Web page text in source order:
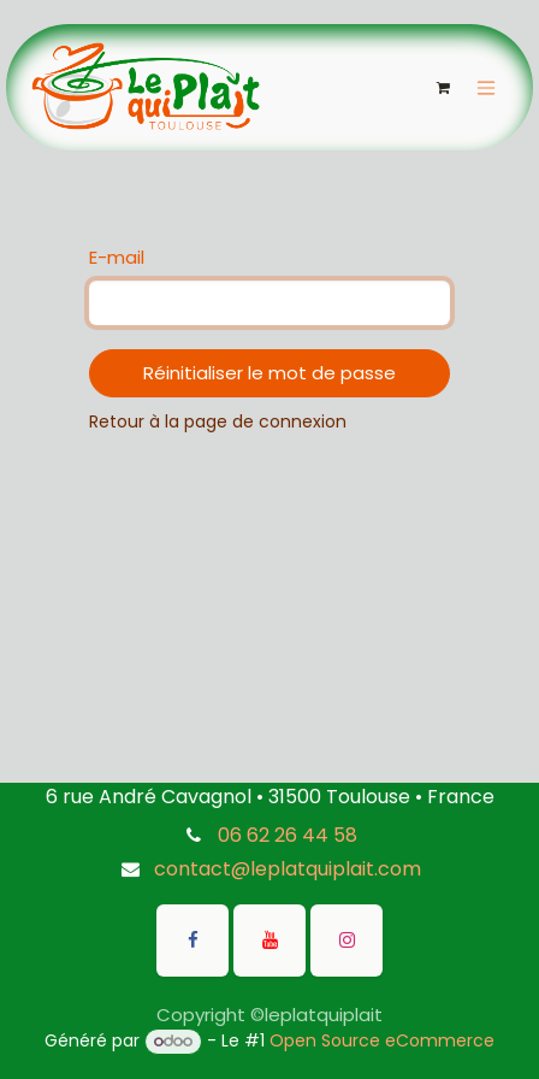
E-mail
Réinitialiser le mot de passe
Retour à la page de connexion
6 rue André Cavagnol • 31500 Toulouse • France
06 62 26 44 58
contact@leplatquiplait.com
Copyright ©leplatquiplait
Généré par - Le #1Open Source eCommerce